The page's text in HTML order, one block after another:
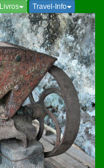
Travel-Info